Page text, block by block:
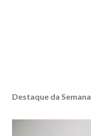
Destaque da Semana